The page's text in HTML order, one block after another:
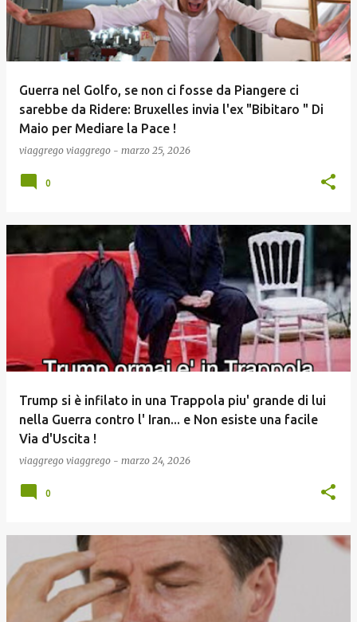
Guerra nel Golfo, se non ci fosse da Piangere ci
sarebbe da Ridere: Bruxelles invia l'ex "Bibitaro " Di
Maio per Mediare la Pace !
viaggrego viaggrego - marzo 25, 2026
0
Trump si è infilato in una Trappola piu' grande di lui
nella Guerra contro l' Iran... e Non esiste una facile
Via d'Uscita !
viaggrego viaggrego - marzo 24, 2026
0